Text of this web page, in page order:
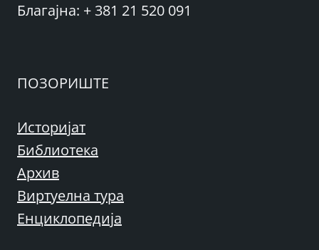
Благајна: + 381 21 520 091
ПОЗОРИШТЕ
Историјат
Библиотека
Архив
Виртуелна тура
Енциклопедија